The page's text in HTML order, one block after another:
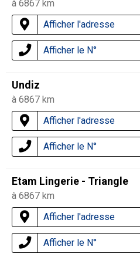
à 6867 km
Afficher l'adresse
Afficher le N°
Undiz
à 6867 km
Afficher l'adresse
Afficher le N°
Etam Lingerie - Triangle
à 6867 km
Afficher l'adresse
Afficher le N°